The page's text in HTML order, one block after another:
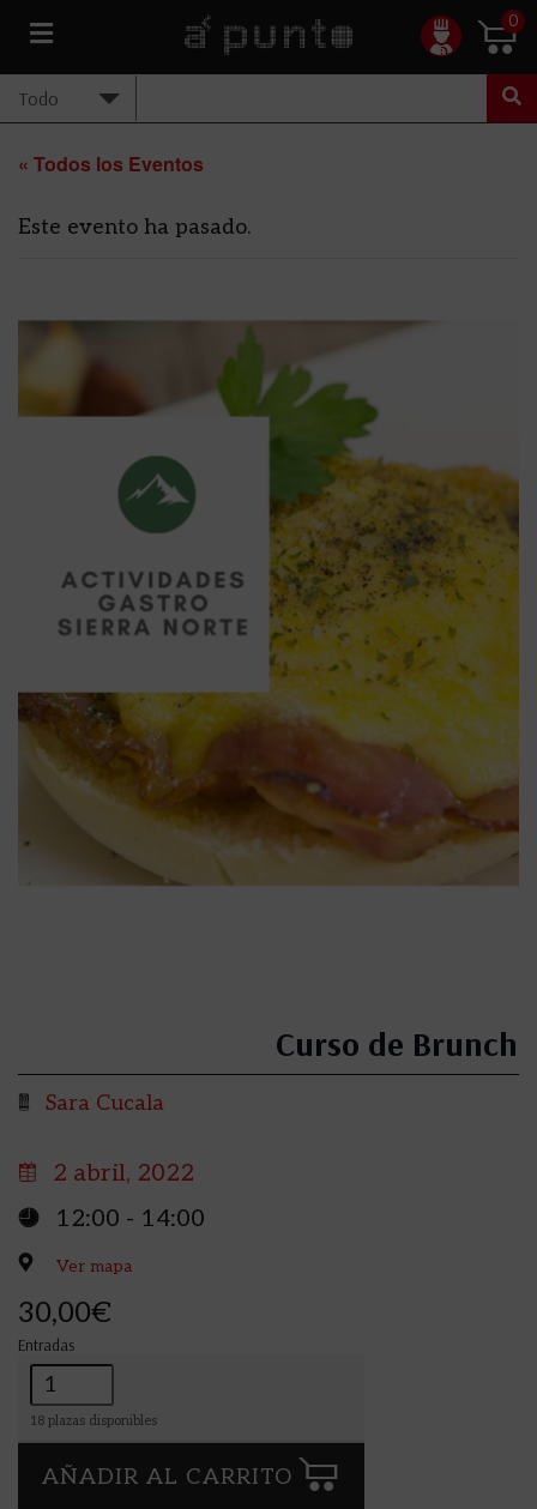
0
« Todos los Eventos
Este evento ha pasado.
Curso de Brunch
Sara Cucala
2 abril, 2022
12:00 - 14:00
Ver mapa
30,00€
Entradas
Cantidad
18 plazas disponibles
AÑADIR AL CARRITO